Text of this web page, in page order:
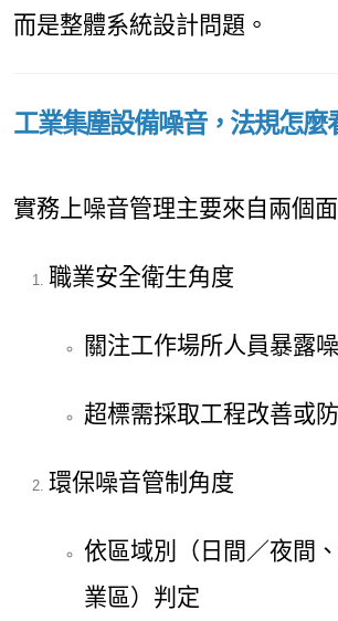
而是整體系統設計問題。
工業集塵設備噪音，法規怎麼
實務上噪音管理主要來自兩個面
職業安全衛生角度
關注工作場所人員暴露
超標需採取工程改善或
環保噪音管制角度
依區域別（日間／夜間
業區）判定